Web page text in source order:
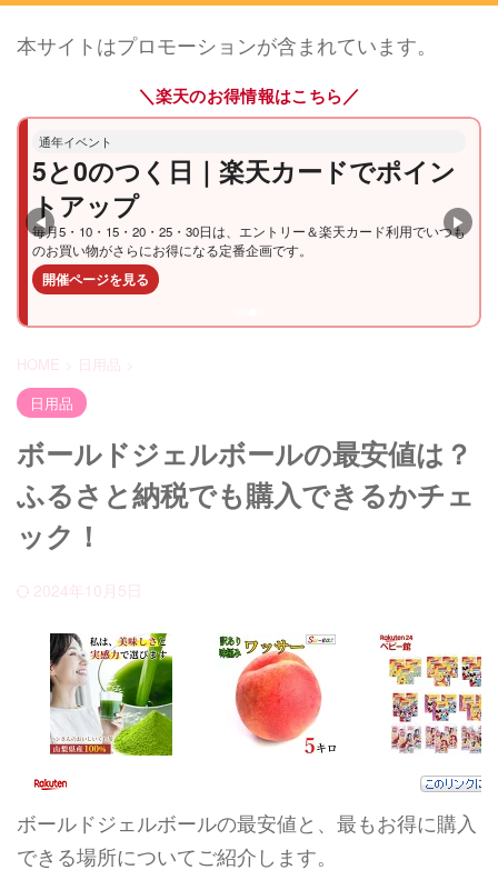
本サイトはプロモーションが含まれています。
＼楽天のお得情報はこちら／
通年イベント
5と0のつく日｜楽天カードでポイン
トアップ
毎月5・10・15・20・25・30日は、エントリー＆楽天カード利用でいつも
のお買い物がさらにお得になる定番企画です。
開催ページを見る
◀ ▶
HOME > 日用品 >
日用品
ボールドジェルボールの最安値は？
ふるさと納税でも購入できるかチェ
ック！
2024年10月5日
ボールドジェルボールの最安値と、最もお得に購入
できる場所についてご紹介します。